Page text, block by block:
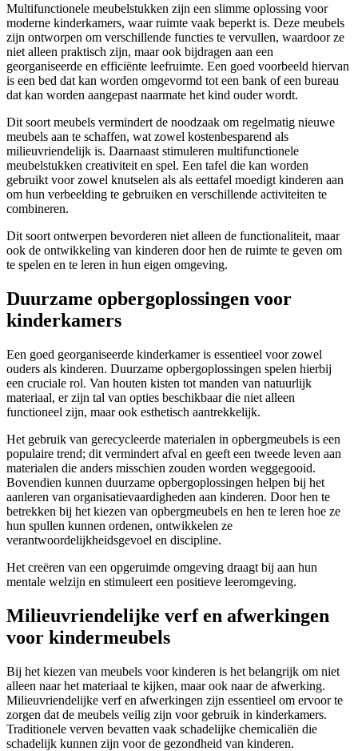
Multifunctionele meubelstukken zijn een slimme oplossing voor
moderne kinderkamers, waar ruimte vaak beperkt is. Deze meubels
zijn ontworpen om verschillende functies te vervullen, waardoor ze
niet alleen praktisch zijn, maar ook bijdragen aan een
georganiseerde en efficiënte leefruimte. Een goed voorbeeld hiervan
is een bed dat kan worden omgevormd tot een bank of een bureau
dat kan worden aangepast naarmate het kind ouder wordt.
Dit soort meubels vermindert de noodzaak om regelmatig nieuwe
meubels aan te schaffen, wat zowel kostenbesparend als
milieuvriendelijk is. Daarnaast stimuleren multifunctionele
meubelstukken creativiteit en spel. Een tafel die kan worden
gebruikt voor zowel knutselen als als eettafel moedigt kinderen aan
om hun verbeelding te gebruiken en verschillende activiteiten te
combineren.
Dit soort ontwerpen bevorderen niet alleen de functionaliteit, maar
ook de ontwikkeling van kinderen door hen de ruimte te geven om
te spelen en te leren in hun eigen omgeving.
Duurzame opbergoplossingen voor
kinderkamers
Een goed georganiseerde kinderkamer is essentieel voor zowel
ouders als kinderen. Duurzame opbergoplossingen spelen hierbij
een cruciale rol. Van houten kisten tot manden van natuurlijk
materiaal, er zijn tal van opties beschikbaar die niet alleen
functioneel zijn, maar ook esthetisch aantrekkelijk.
Het gebruik van gerecycleerde materialen in opbergmeubels is een
populaire trend; dit vermindert afval en geeft een tweede leven aan
materialen die anders misschien zouden worden weggegooid.
Bovendien kunnen duurzame opbergoplossingen helpen bij het
aanleren van organisatievaardigheden aan kinderen. Door hen te
betrekken bij het kiezen van opbergmeubels en hen te leren hoe ze
hun spullen kunnen ordenen, ontwikkelen ze
verantwoordelijkheidsgevoel en discipline.
Het creëren van een opgeruimde omgeving draagt bij aan hun
mentale welzijn en stimuleert een positieve leeromgeving.
Milieuvriendelijke verf en afwerkingen
voor kindermeubels
Bij het kiezen van meubels voor kinderen is het belangrijk om niet
alleen naar het materiaal te kijken, maar ook naar de afwerking.
Milieuvriendelijke verf en afwerkingen zijn essentieel om ervoor te
zorgen dat de meubels veilig zijn voor gebruik in kinderkamers.
Traditionele verven bevatten vaak schadelijke chemicaliën die
schadelijk kunnen zijn voor de gezondheid van kinderen.